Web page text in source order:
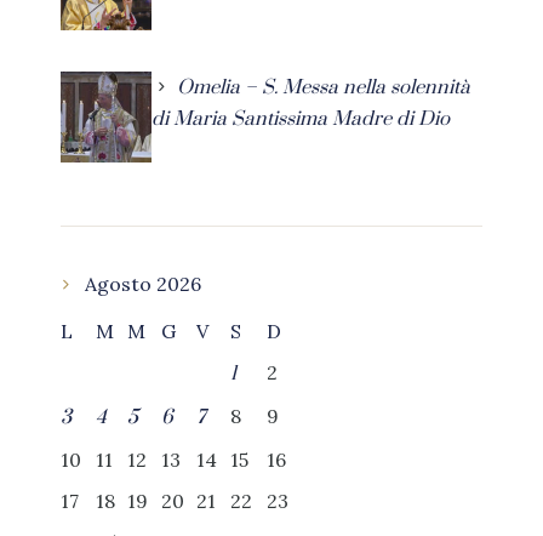
Omelia – S. Messa nella solennità
di Maria Santissima Madre di Dio
Agosto 2026
L
M M G V S
D
1
2
3
4 5 6 7 8
9
10
11 12 13 14 15
16
17
18 19 20 21 22
23